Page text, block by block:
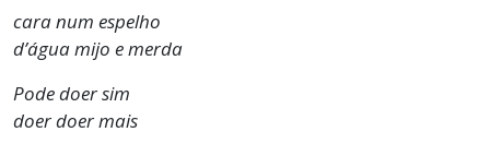
cara num espelho
d’água mijo e merda
Pode doer sim
doer doer mais